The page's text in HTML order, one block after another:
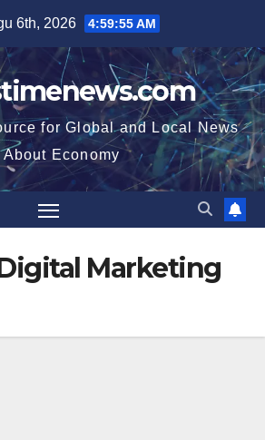
6th, 2026 4:59:55 AM
for Global and Local News
About Economy
Marketing